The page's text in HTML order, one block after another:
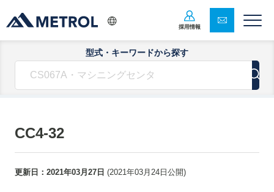
採用情報
型式・キーワードから探す
CC4-32
更新日： 2021年03月27日 (2021年03月24日 公開)